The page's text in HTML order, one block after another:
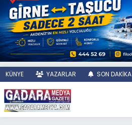
KÜNYE YAZARLAR SON DAKİKA